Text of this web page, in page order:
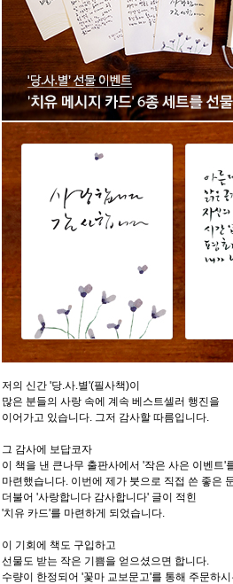
저의 신간 '당.사.별'(필사책)이
많은 분들의 사랑 속에 계속 베스트셀러 행진을
이어가고 있습니다. 그저 감사할 따름입니다.
그 감사에 보답코자
이 책을 낸 큰나무 출판사에서 '작은 사은 이벤트'
마련했습니다. 이번에 제가 붓으로 직접 쓴 좋은
더불어 '사랑합니다 감사합니다' 글이 적힌
'치유 카드'를 마련하게 되었습니다.
이 기회에 책도 구입하고
선물도 받는 작은 기쁨을 얻으셨으면 합니다.
수량이 한정되어 '꽃마 교보문고'를 통해 주문하시